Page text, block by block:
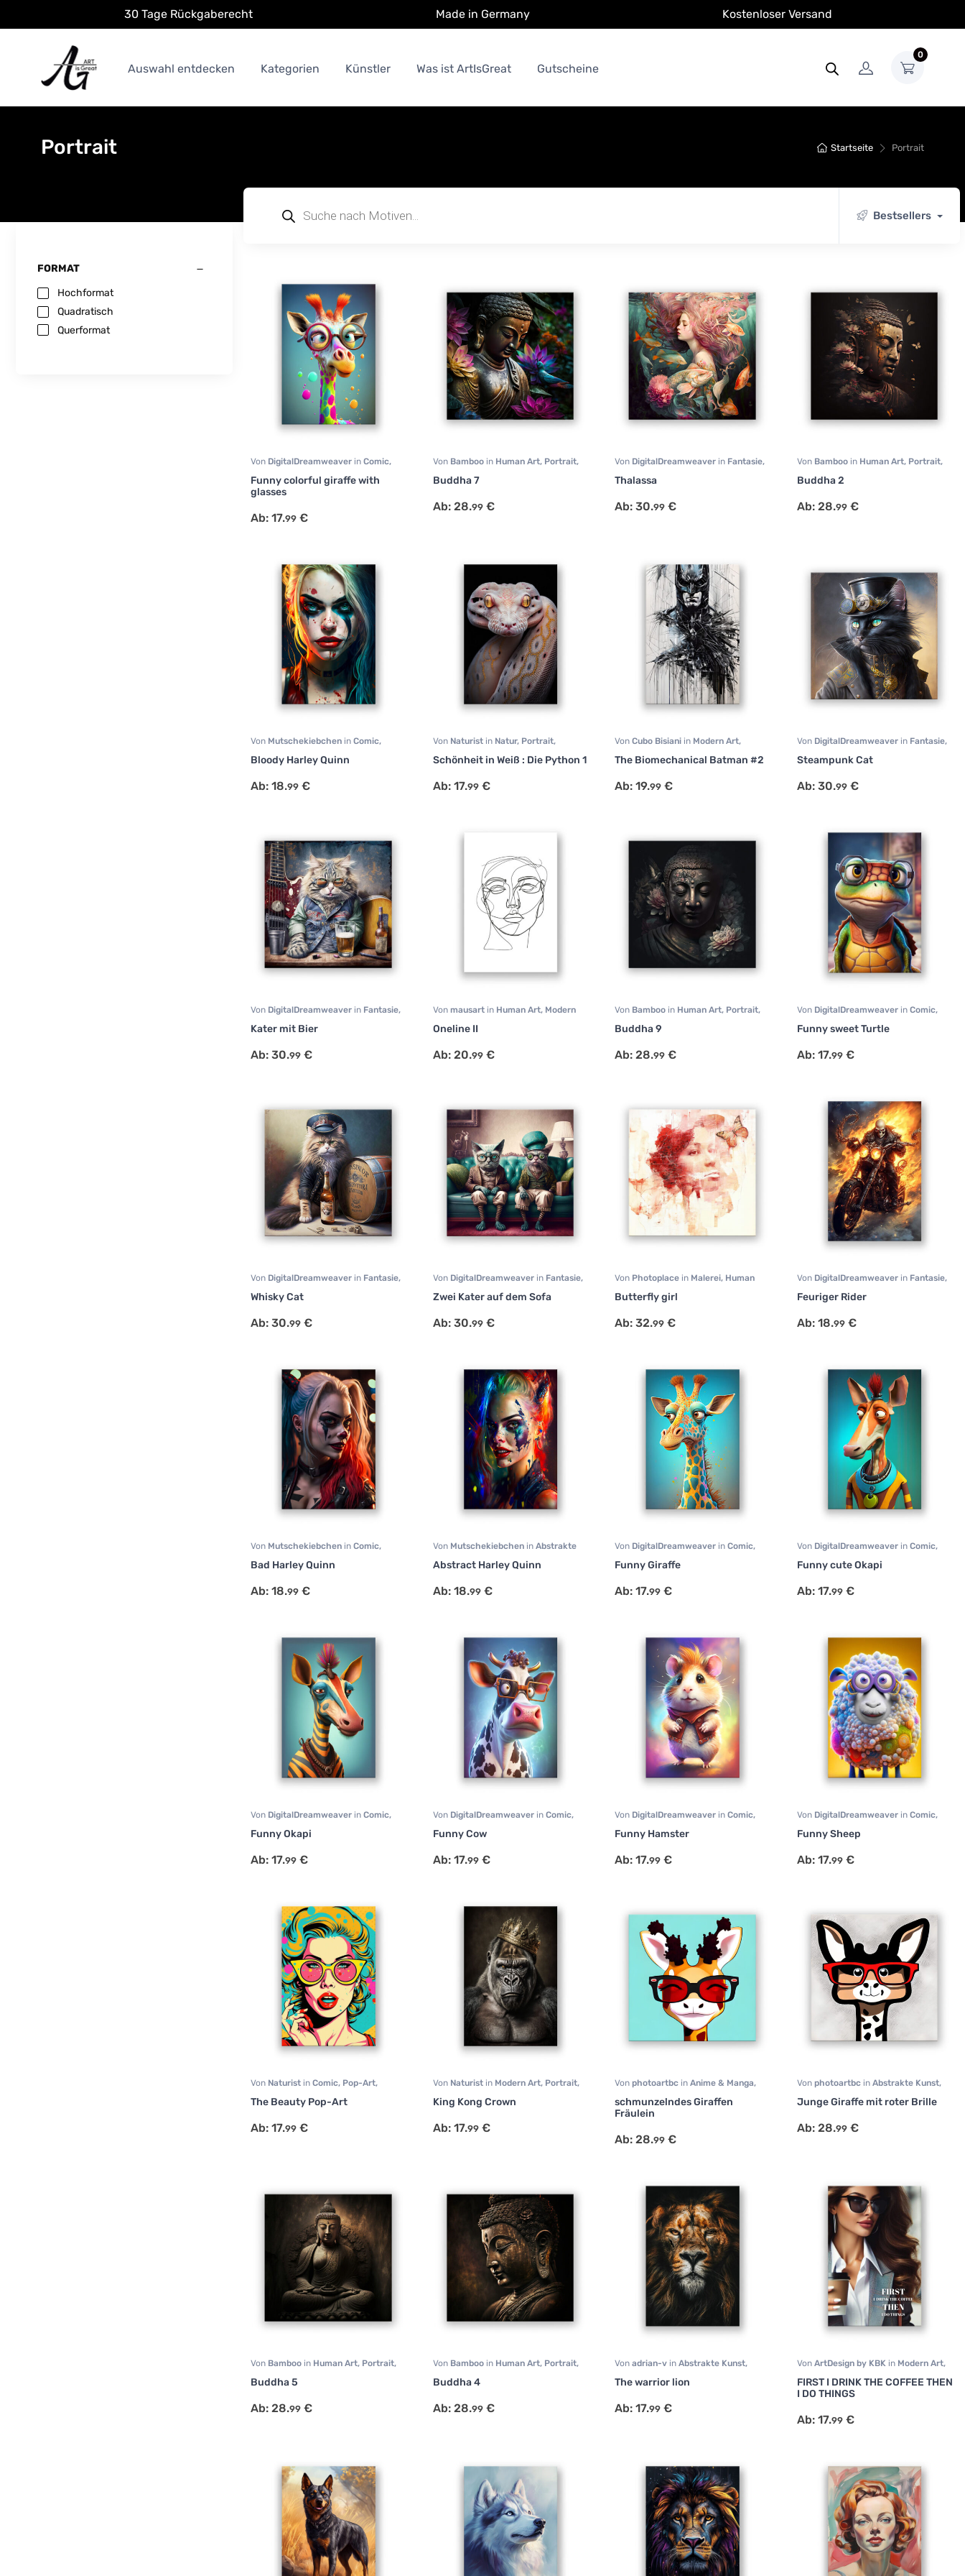
30 Tage Rückgaberecht Made in Germany Kostenloser Versand
0
Auswahl entdecken Kategorien Künstler Was ist ArtIsGreat Gutscheine
Startseite Portrait
Portrait
Bestsellers
Von DigitalDreamweaver inComic,
Tiermotive
Funny colorful giraffe with
glasses
Ab:17.99 €
Von Bamboo in Human Art, Portrait,
Buddha 7
Ab: 28.99 €
Von DigitalDreamweaver in Fantasie,
Thalassa
Ab:30.99 €
Von Bamboo in Human Art, Portrait,
Buddha 2
Ab: 28.99 €
Von Mutschekiebchen inComic,
Human Art
Portrait
Bloody Harley Quinn
Ab:18.99 €
Von Naturist in Natur, Portrait,
Tiermotive
Schönheit in Weiß : Die Python 1
Ab: 17.99 €
VonCubo Bisiani in Modern Art,
Portrait
Surrealismus
The Biomechanical Batman #2
Ab:19.99 €
Von DigitalDreamweaver in Fantasie,
Portrait
Tiermotive
Steampunk Cat
Ab: 30.99 €
Von DigitalDreamweaver in Fantasie,
Tiermotive
Kater mit Bier
Ab:30.99 €
Von mausart in Human Art, Modern
Portrait
Wohnzimmer
Oneline II
Ab: 20.99 €
Von Bamboo in Human Art, Portrait,
Buddha 9
Ab:28.99 €
Von DigitalDreamweaver in Comic,
Funny sweet Turtle
Ab: 17.99 €
Von DigitalDreamweaver in Fantasie,
Portrait
Tiermotive
Whisky Cat
Ab:30.99 €
Von DigitalDreamweaver in Fantasie,
Portrait
Tiermotive
Zwei Kater auf dem Sofa
Ab: 30.99 €
Von Photoplace in Malerei, Human
Art
, Portrait
Butterfly girl
Ab:32.99 €
Von DigitalDreamweaver in Fantasie,
Portrait
Surrealismus
Feuriger Rider
Ab: 18.99 €
Von Mutschekiebchen inComic,
Human Art
Portrait
Bad Harley Quinn
Ab:18.99 €
Von Mutschekiebchen in Abstrakte
Kunst
Human Art Portrait
Abstract Harley Quinn
Ab: 18.99 €
Von DigitalDreamweaver inComic,
Portrait
, Tiermotive
Funny Giraffe
Ab:17.99 €
Von DigitalDreamweaver in Comic,
Portrait
Tiermotive
Funny cute Okapi
Ab: 17.99 €
Von DigitalDreamweaver inComic,
Portrait
, Tiermotive
Funny Okapi
Ab:17.99 €
Von DigitalDreamweaver in Comic,
Portrait
Tiermotive
Funny Cow
Ab: 17.99 €
Von DigitalDreamweaver inComic,
Portrait
, Tiermotive
Funny Hamster
Ab:17.99 €
Von DigitalDreamweaver in Comic,
Portrait
Tiermotive
Funny Sheep
Ab: 17.99 €
Von Naturist inComic, Pop-Art,
Portrait
The Beauty Pop-Art
Ab:17.99 €
Von Naturist in Modern Art, Portrait,
Tiermotive
King Kong Crown
Ab: 17.99 €
Vonphotoartbc inAnime & Manga,
Büro
, Küche, Minimalistische
Kunst, Modern Art
Surrealismus , Tiermotive
schmunzelndes Giraffen
Fräulein
Ab:28.99 €
Von photoartbc in Abstrakte Kunst,
Büro
Comic Kinderzimmer Küche
Minimalistische Kunst
Portrait, Schlafzimmer
Surrealismus
, Tiermotive
Junge Giraffe mit roter Brille
Ab: 28.99 €
Von Bamboo in Human Art, Portrait,
Sonstige
Buddha 5
Ab:28.99 €
Von Bamboo in Human Art, Portrait,
Sonstige
Buddha 4
Ab: 28.99 €
Vonadrian-v inAbstrakte Kunst,
Fotografie, Motivation Art
Tiermotive
The warrior lion
Ab:17.99 €
Von ArtDesign by KBK in Modern Art,
Portrait Büro
FIRST I DRINK THE COFFEE THEN
I DO THINGS
Ab: 17.99 €
FORMAT
Hochformat
Quadratisch
Querformat